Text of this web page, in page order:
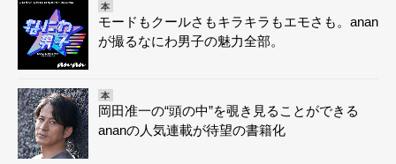
本
モードもクールさもキラキラもエモさも。anan
が撮るなにわ男子の魅力全部。
本
岡田准一の“頭の中”を覗き見ることができる
ananの人気連載が待望の書籍化